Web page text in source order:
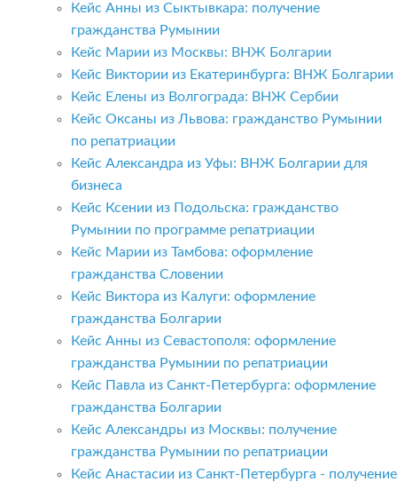
Кейс Анны из Сыктывкара: получение
гражданства Румынии
Кейс Марии из Москвы: ВНЖ Болгарии
Кейс Виктории из Екатеринбурга: ВНЖ Болгарии
Кейс Елены из Волгограда: ВНЖ Сербии
Кейс Оксаны из Львова: гражданство Румынии
по репатриации
Кейс Александра из Уфы: ВНЖ Болгарии для
бизнеса
Кейс Ксении из Подольска: гражданство
Румынии по программе репатриации
Кейс Марии из Тамбова: оформление
гражданства Словении
Кейс Виктора из Калуги: оформление
гражданства Болгарии
Кейс Анны из Севастополя: оформление
гражданства Румынии по репатриации
Кейс Павла из Санкт-Петербурга: оформление
гражданства Болгарии
Кейс Александры из Москвы: получение
гражданства Румынии по репатриации
Кейс Анастасии из Санкт-Петербурга - получение